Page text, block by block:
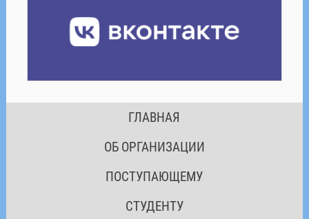
ГЛАВНАЯ
ОБ ОРГАНИЗАЦИИ
ПОСТУПАЮЩЕМУ
СТУДЕНТУ